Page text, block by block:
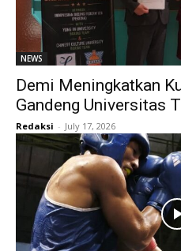
NEWS
Demi Meningkatkan
Gandeng Universitas
Redaksi - July 17, 2026